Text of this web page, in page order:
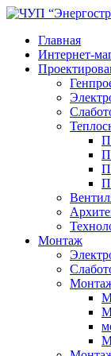
Главная
Интернет-
Монтаж